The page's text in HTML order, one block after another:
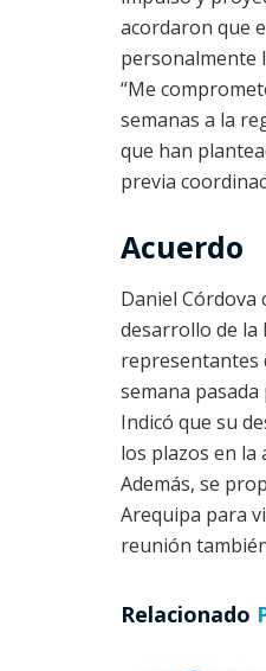
acordaron que
personalmente
“Me
semanas a la
que han
previa
Acuerdo
Daniel Córdova
desarrollo de la
representantes
semana
Indicó que su
los plazos en la
Además, se
Arequipa para
reunión
Relacionado